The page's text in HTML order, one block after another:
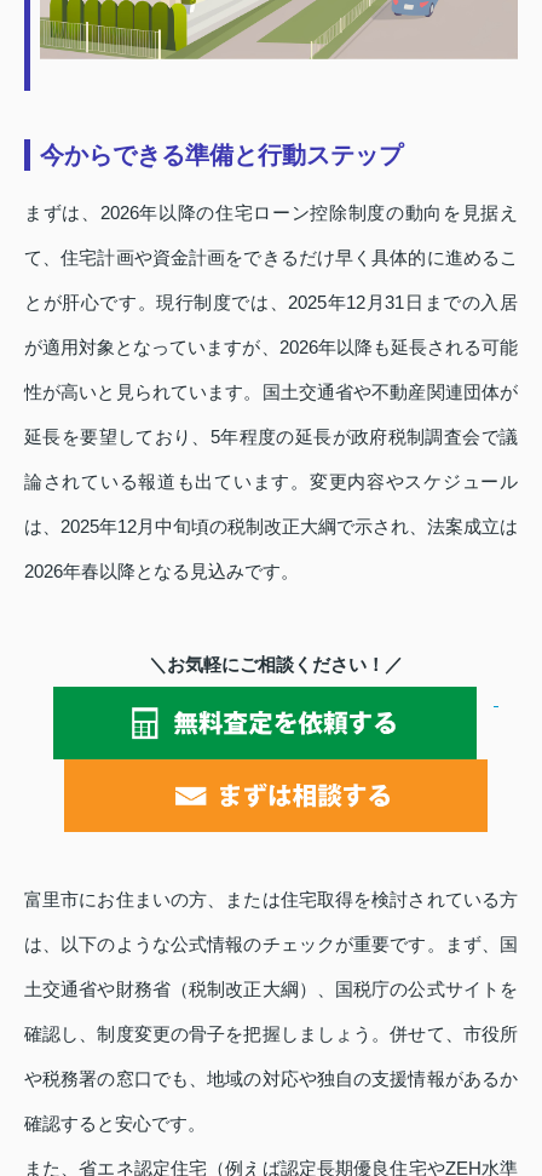
今からできる準備と行動ステップ
まずは、2026年以降の住宅ローン控除制度の動向を見据え
て、住宅計画や資金計画をできるだけ早く具体的に進めるこ
とが肝心です。現行制度では、2025年12月31日までの入居
が適用対象となっていますが、2026年以降も延長される可能
性が高いと見られています。国土交通省や不動産関連団体が
延長を要望しており、5年程度の延長が政府税制調査会で議
論されている報道も出ています。変更内容やスケジュール
は、2025年12月中旬頃の税制改正大綱で示され、法案成立は
2026年春以降となる見込みです。
＼お気軽にご相談ください！／
富里市にお住まいの方、または住宅取得を検討されている方
は、以下のような公式情報のチェックが重要です。まず、国
土交通省や財務省（税制改正大綱）、国税庁の公式サイトを
確認し、制度変更の骨子を把握しましょう。併せて、市役所
や税務署の窓口でも、地域の対応や独自の支援情報があるか
確認すると安心です。
また、省エネ認定住宅（例えば認定長期優良住宅やZEH水準